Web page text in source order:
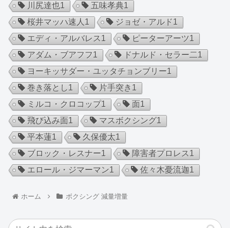
川尻達也1 五味孝典1
桜井マッハ速人 1 ジョゼ・アルド1
エディ・アルバレス1 ピーターアーツ1
アダム・ブアフフ1 ドナルド・セラー二1
ヨーキッサダー・ユッタチョンブリー1
巻き落とし1 片手突き 1
ミルコ・クロコップ1 面1
飛び込み面1 マスボクシング1
平本蓮1 久保優太1
ブロック・レスナー1 障害者プロレス1
エロール・ジマーマン1 佐々木憂流迦1
ホーム ボクシング 減量増量